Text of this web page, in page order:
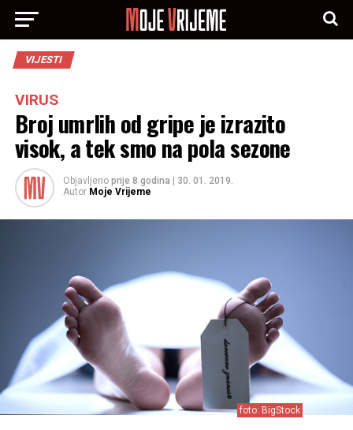
VIJESTI
VIRUS
Broj umrlih od gripe je izrazito
visok, a tek smo na pola sezone
Objavljeno prije 8 godina
30. 01. 2019.
Autor Moje Vrijeme
foto: BigStock